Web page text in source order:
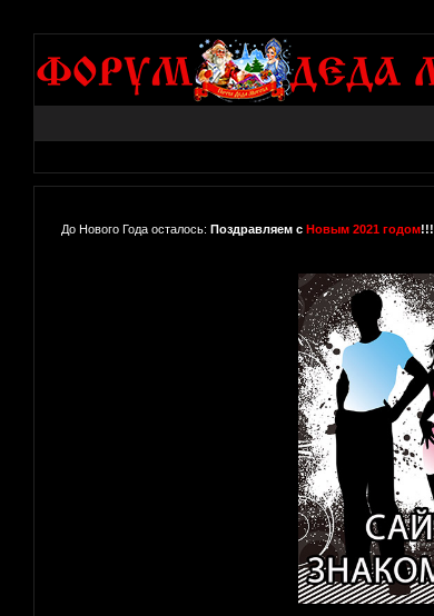
До Нового Года осталось: Поздравляем с Новым 2021 годом!!!